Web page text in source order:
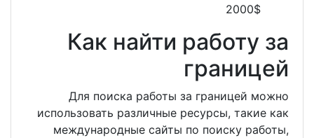
Как найти
Для поиска работы за
использовать различные
международные сайты по